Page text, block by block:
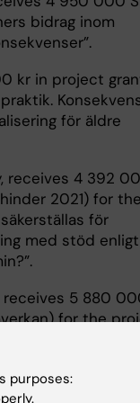
bidrag inom
kr in project
för äldre
receives 4 392
2021) for the
för
med stöd enligt
receives 5 880
for the
av en
purposes: